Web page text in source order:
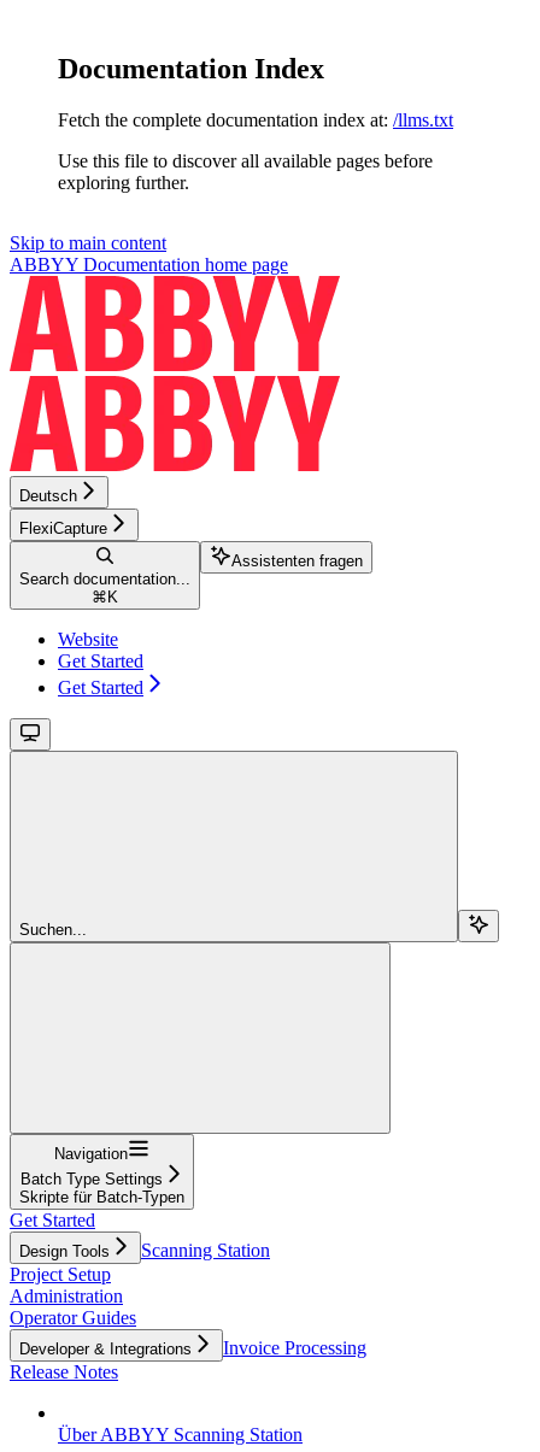
Documentation Index
Fetch the complete documentation index at: /llms.txt
Use this file to discover all available pages before
exploring further.
Skip to main content
ABBYY Documentation home page
Deutsch
FlexiCapture
Search documentation...
⌘ K
Assistenten fragen
Website
Get Started
Get Started
Suchen...
Navigation
Batch Type Settings
Skripte für Batch-Typen
Get Started
Design Tools
Scanning Station
Project Setup
Administration
Operator Guides
Developer & Integrations
Invoice Processing
Release Notes
Über ABBYY Scanning Station